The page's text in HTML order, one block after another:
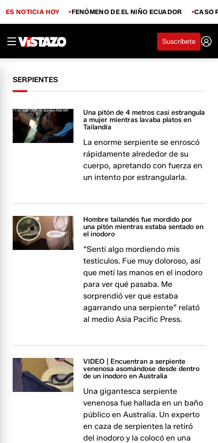
ES NOTICIA HOY FENÓMENO DE EL NIÑO ECUADOR CASO
Suscríbete
SERPIENTES
Una pitón de 4 metros casi estrangula
a mujer mientras lavaba platos en
Tailandia
La enorme serpiente se enroscó
rápidamente alrededor de su
cuerpo, apretando con fuerza en
un intento por estrangularla.
Hombre tailandés fue mordido por
una pitón mientras estaba sentado en
el inodoro
“Sentí algo mordiendo mis
testículos. Fue muy doloroso, así
que metí las manos en el inodoro
para ver qué pasaba. Me
sorprendió ver que estaba
agarrando una serpiente” relató
al medio Asia Pacific Press.
VIDEO | Encuentran a serpiente
venenosa asomándose desde dentro
de un inodoro en Australia
Una gigantesca serpiente
venenosa fue hallada en un baño
público en Australia. Un experto
en caza de serpientes la retiró
del inodoro y la colocó en una